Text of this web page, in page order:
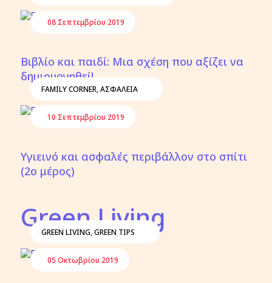
08 Σεπτεμβρίου 2019
Βιβλίο και παιδί: Μια σχέση που αξίζει να
δημιουργηθεί!
FAMILY CORNER,ΑΣΦΑΛΕΙΑ
10 Σεπτεμβρίου 2019
Υγιεινό και ασφαλές περιβάλλον στο σπίτι
(2ο μέρος)
Green Living
GREEN LIVING,GREEN TIPS
05 Οκτωβρίου 2019